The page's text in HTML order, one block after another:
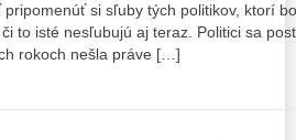
si sľuby tých politikov, ktorí
to isté nesľubujú aj teraz. Politici sa
rokoch nešla práve […]